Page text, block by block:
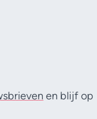
en blijf op